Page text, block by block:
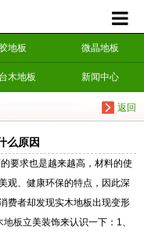
胶地板 微晶地板
木地板 新闻中心
返回
么原因
求也是越来越高，材料的使
观、健康环保的特点，因此深
费者却发现实木地板出现变形
地板立美装饰来认识一下：1、